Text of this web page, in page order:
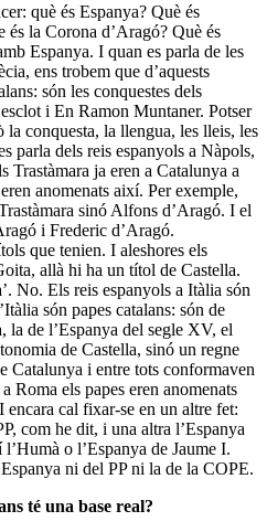
què és Espanya? Què és
és la Corona d’Aragó? Què és
Espanya. I quan es parla de les
ens trobem que d’aquests
són les conquestes dels
i En Ramon Muntaner. Potser
conquesta, la llengua, les lleis, les
parla dels reis espanyols a Nàpols,
Trastàmara ja eren a Catalunya a
anomenats així. Per exemple,
sinó Alfons d’Aragó. I el
i Frederic d’Aragó.
que tenien. I aleshores els
allà hi ha un títol de Castella.
No. Els reis espanyols a Itàlia són
són papes catalans: són de
la de l’Espanya del segle XV, el
de Castella, sinó un regne
Catalunya i entre tots conformaven
Roma els papes eren anomenats
encara cal fixar-se en un altre fet:
com he dit, i una altra l’Espanya
o l’Espanya de Jaume I.
ni del PP ni la de la COPE.
té una base real?